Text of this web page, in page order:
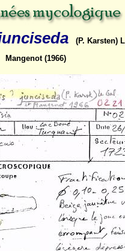
(P. Karsten)
Mangenot (1966)